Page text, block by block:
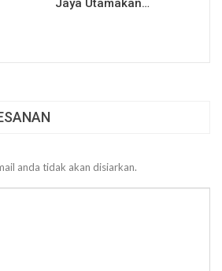
Jaya Utamakan…
anda tidak akan disiarkan.